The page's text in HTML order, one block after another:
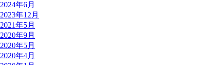
2024年6月
2023年12月
2021年5月
2020年9月
2020年5月
2020年4月